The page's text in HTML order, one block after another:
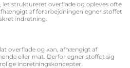
let struktureret overflade og opleves ofte
af forarbejdningen egner stoffet
indretning.
overflade og kan, afhængigt af
eller mat. Derfor egner stoffet sig
indretningskoncepter.